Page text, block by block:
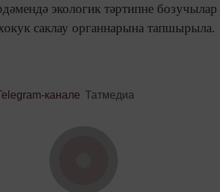
экологик тәртипне
саклау органнарына тапшырыла.
канале Татмедиа